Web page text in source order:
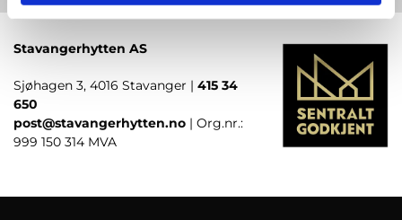
Stavangerhytten AS
Sjøhagen 3, 4016 Stavanger | 415 34
650
post@stavangerhytten.no | Org.nr.:
999 150 314 MVA